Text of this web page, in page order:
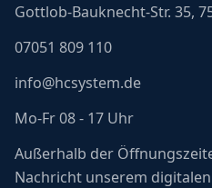
Gottlob-Bauknecht-Str. 35,
07051 809 110
info@hcsystem.de
Mo-Fr 08 - 17 Uhr
Außerhalb der
Nachricht unserem